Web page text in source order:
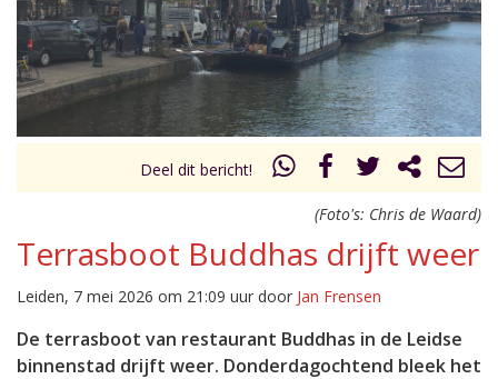
Inklappen
Deel dit bericht!
(Foto's: Chris de Waard)
Terrasboot Buddhas drijft weer
Leiden, 7 mei 2026 om 21:09 uur door Jan Frensen
De terrasboot van restaurant Buddhas in de Leidse
binnenstad drijft weer. Donderdagochtend bleek het